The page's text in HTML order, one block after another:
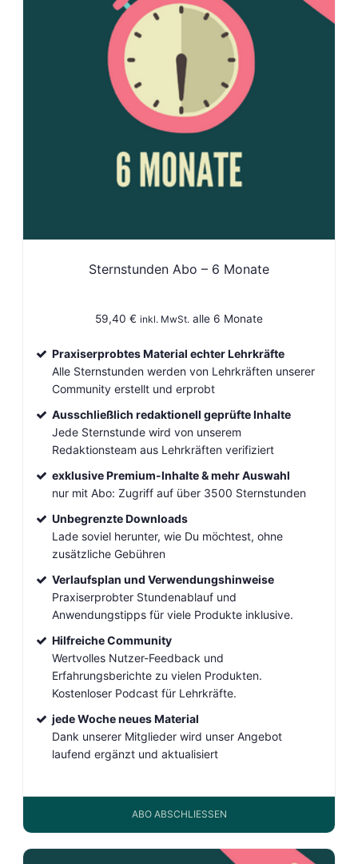
Sternstunden Abo – 6 Monate
59,40 € inkl. MwSt. alle 6 Monate
Praxiserprobtes Material echter Lehrkräfte
Alle Sternstunden werden von Lehrkräften unserer
Community erstellt und erprobt
Ausschließlich redaktionell geprüfte Inhalte
Jede Sternstunde wird von unserem
Redaktionsteam aus Lehrkräften verifiziert
exklusive Premium-Inhalte & mehr Auswahl
nur mit Abo: Zugriff auf über 3500 Sternstunden
Unbegrenzte Downloads
Lade soviel herunter, wie Du möchtest, ohne
zusätzliche Gebühren
Verlaufsplan und Verwendungshinweise
Praxiserprobter Stundenablauf und
Anwendungstipps für viele Produkte inklusive.
Hilfreiche Community
Wertvolles Nutzer-Feedback und
Erfahrungsberichte zu vielen Produkten.
Kostenloser Podcast für Lehrkräfte.
jede Woche neues Material
Dank unserer Mitglieder wird unser Angebot
laufend ergänzt und aktualisiert
ABO ABSCHLIESSEN